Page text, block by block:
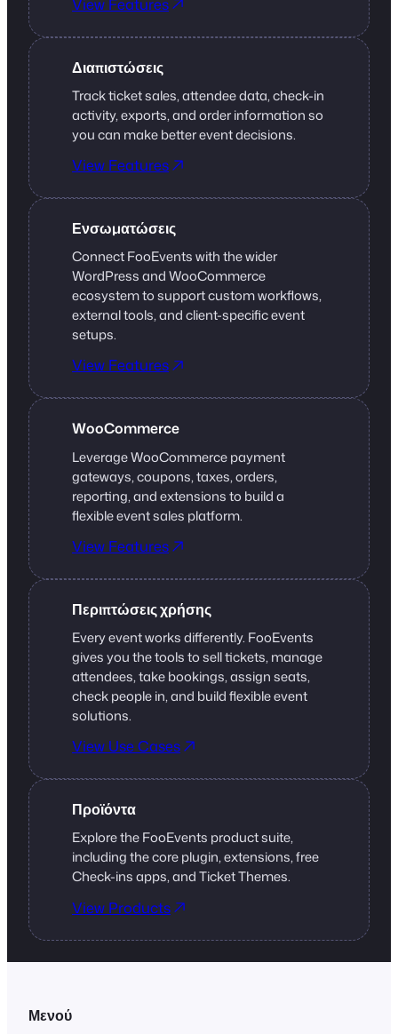
Διαπιστώσεις
Track ticket sales, attendee data, check-in
activity, exports, and order information so
you can make better event decisions.
View Features
Ενσωματώσεις
Connect FooEvents with the wider
WordPress and WooCommerce
ecosystem to support custom workflows,
external tools, and client-specific event
setups.
View Features
WooCommerce
Leverage WooCommerce payment
gateways, coupons, taxes, orders,
reporting, and extensions to build a
flexible event sales platform.
View Features
Περιπτώσεις χρήσης
Every event works differently. FooEvents
gives you the tools to sell tickets, manage
attendees, take bookings, assign seats,
check people in, and build flexible event
solutions.
View Use Cases
Προϊόντα
Explore the FooEvents product suite,
including the core plugin, extensions, free
Check-ins apps, and Ticket Themes.
View Products
Μενού